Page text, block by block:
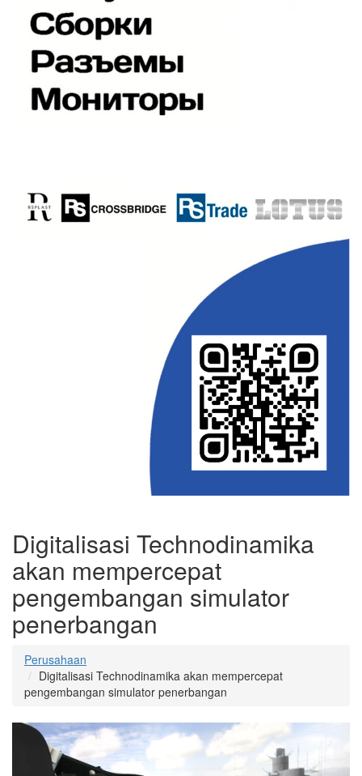
Digitalisasi Technodinamika
akan mempercepat
pengembangan simulator
penerbangan
Perusahaan
Digitalisasi Technodinamika akan mempercepat
pengembangan simulator penerbangan